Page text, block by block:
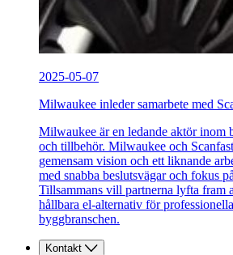
2025-05-07
Milwaukee inleder samarbete med
Milwaukee är en ledande aktör inom
och tillbehör. Milwaukee och
gemensam vision och ett liknande
med snabba beslutsvägar och fokus
Tillsammans vill partnerna lyfta fram
hållbara el-alternativ för
byggbranschen.
Kontakt